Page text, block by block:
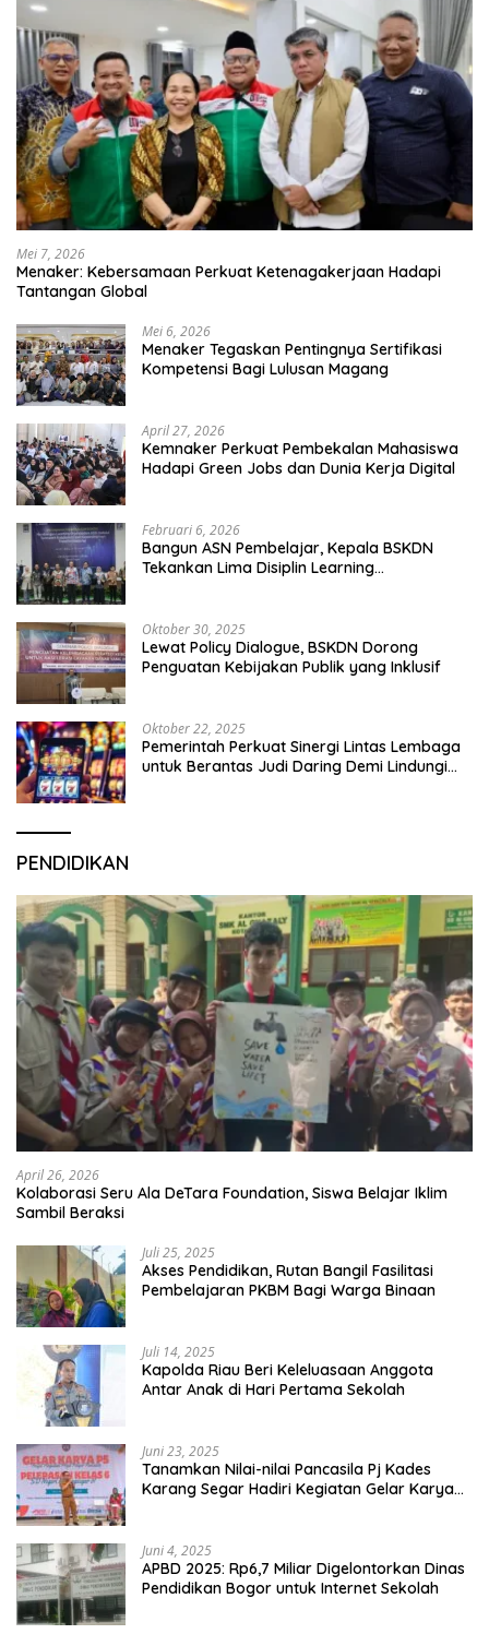
Mei 7, 2026
Menaker: Kebersamaan Perkuat Ketenagakerjaan Hadapi
Tantangan Global
Mei 6, 2026
Menaker Tegaskan Pentingnya Sertifikasi
Kompetensi Bagi Lulusan Magang
April 27, 2026
Kemnaker Perkuat Pembekalan Mahasiswa
Hadapi Green Jobs dan Dunia Kerja Digital
Februari 6, 2026
Bangun ASN Pembelajar, Kepala BSKDN
Tekankan Lima Disiplin Learning
Oktober 30, 2025
Lewat Policy Dialogue, BSKDN Dorong
Penguatan Kebijakan Publik yang Inklusif
Oktober 22, 2025
Pemerintah Perkuat Sinergi Lintas Lembaga
untuk Berantas Judi Daring Demi Lindungi
PENDIDIKAN
April 26, 2026
Kolaborasi Seru Ala DeTara Foundation, Siswa Belajar Iklim
Sambil Beraksi
Juli 25, 2025
Akses Pendidikan, Rutan Bangil Fasilitasi
Pembelajaran PKBM Bagi Warga Binaan
Juli 14, 2025
Kapolda Riau Beri Keleluasaan Anggota
Antar Anak di Hari Pertama Sekolah
Juni 23, 2025
Tanamkan Nilai-nilai Pancasila Pj Kades
Karang Segar Hadiri Kegiatan Gelar Karya
Juni 4, 2025
APBD 2025: Rp6,7 Miliar Digelontorkan Dinas
Pendidikan Bogor untuk Internet Sekolah